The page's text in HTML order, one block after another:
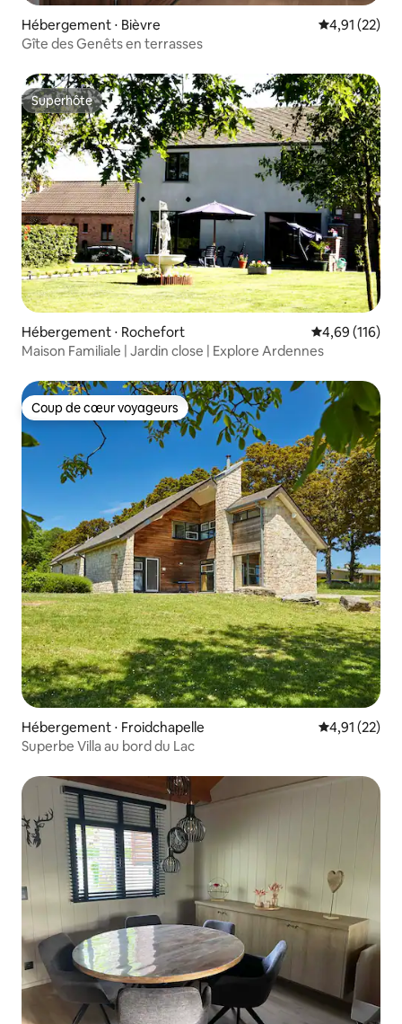
Hébergement ⋅ Bièvre Évaluation
4,91 (22)
Gîte des Genêts en terrasses
Superhôte
Superhôte
Hébergement ⋅ Rochefort Évaluation
4,69 (116)
Maison Familiale | Jardin close | Explore Ardennes
Coup de cœur voyageurs
Coup de cœur voyageurs
Hébergement ⋅ Froidchapelle Évaluation
4,91 (22)
Superbe Villa au bord du Lac